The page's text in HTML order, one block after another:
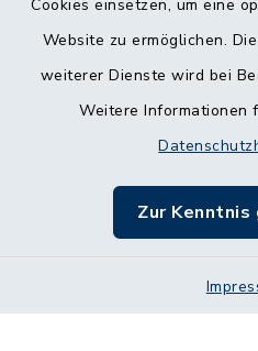
Cookies einsetzen, um eine
Website zu ermöglichen.
weiterer Dienste wird bei
Weitere Informationen
Zur Kenntnis